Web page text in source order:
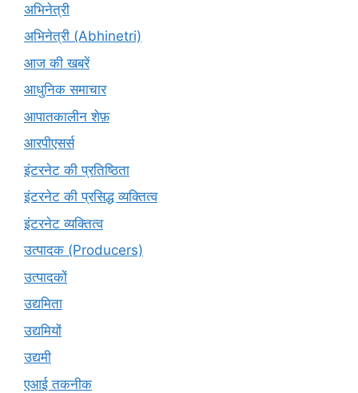
अभिनेत्री
अभिनेत्री (Abhinetri)
आज की खबरें
आधुनिक समाचार
आपातकालीन शेफ़
आरपीएसर्स
इंटरनेट की प्रतिष्ठिता
इंटरनेट की प्रसिद्ध व्यक्तित्व
इंटरनेट व्यक्तित्व
उत्पादक (Producers)
उत्पादकों
उद्यमिता
उद्यमियों
उद्यमी
एआई तकनीक